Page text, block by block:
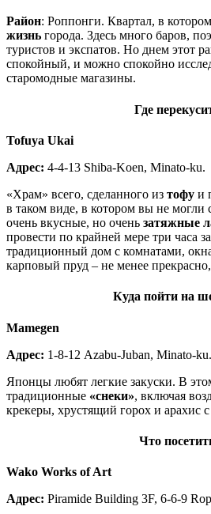
Район: Роппонги. Квартал, в
жизнь города. Здесь много баров,
туристов и экспатов. Но днем этот
спокойный, и можно спокойно
старомодные магазины.
Где
Tofuya Ukai
Адрес: 4-4-13 Shiba-Koen, Minato-ku.
«Храм» всего, сделанного из тофу и
в таком виде, в котором вы не могли
очень вкусные, но очень затяжные
провести по крайней мере три часа
традиционный дом с комнатами,
карповый пруд – не менее
Куда пойти на
Mamegen
Адрес: 1-8-12 Azabu-Juban, Minato-ku.
Японцы любят легкие закуски. В
традиционные «снеки», включая
крекеры, хрустящий горох и арахис
Что
Wako Works of Art
Адрес: Piramide Building 3F, 6-6-9